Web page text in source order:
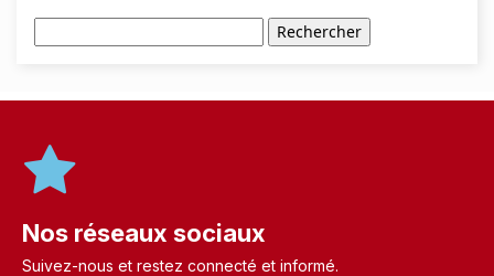
Rechercher
Nos réseaux sociaux
Suivez-nous et restez connecté et informé.​